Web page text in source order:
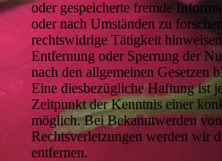
oder gespeicherte fremde
oder nach Umständen zu
rechtswidrige Tätigkeit
Entfernung oder Sperrung der
nach den allgemeinen Gesetzen
Eine diesbezügliche Haftung ist
Zeitpunkt der Kenntnis einer
möglich. Bei Bekanntwerden von
Rechtsverletzungen werden wir
entfernen.